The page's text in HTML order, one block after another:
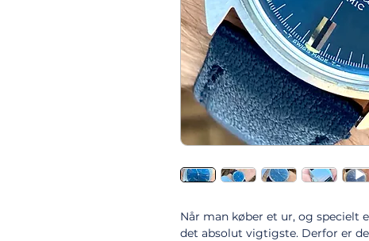
Når man køber et ur, og specielt
det absolut vigtigste. Derfor er